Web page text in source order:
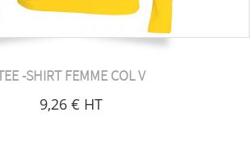
-SHIRT FEMME COL V
9,26 € HT